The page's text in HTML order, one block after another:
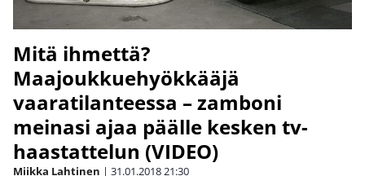
Mitä ihmettä?
Maajoukkuehyökkääjä
vaaratilanteessa – zamboni
meinasi ajaa päälle kesken tv-
haastattelun (VIDEO)
Miikka Lahtinen | 31.01.2018 21:30